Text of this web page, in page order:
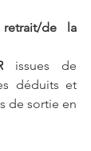
de la
issues de
de sortie en